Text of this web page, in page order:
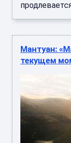
Мантуан:
текущем